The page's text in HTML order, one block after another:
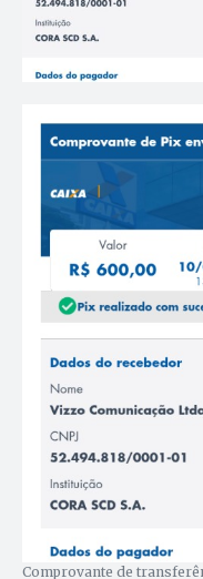
Comprovante de